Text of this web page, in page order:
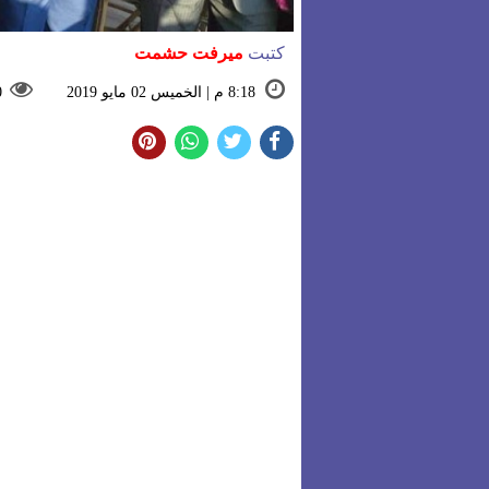
كتبت ميرفت حشمت
8:18 م | الخميس 02 مايو 2019